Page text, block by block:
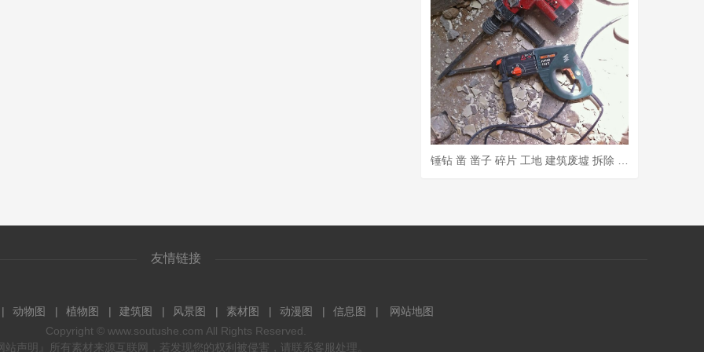
友情链接
动物图 植物图 建筑图 风景图 素材图 动漫图 信息图
网站地图
Copyright © www.soutushe.com All Rights Reserved.
站声明』所有素材来源互联网，若发现您的权利被侵害，请联系客服处理。